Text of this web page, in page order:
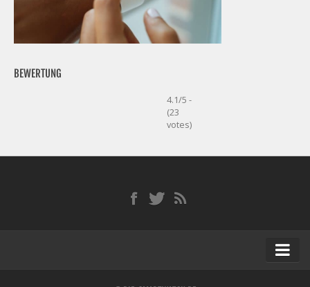
BEWERTUNG
4.1/5 -
(23
votes)